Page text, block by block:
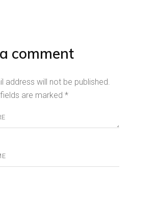
comment
address will not be published.
are marked *